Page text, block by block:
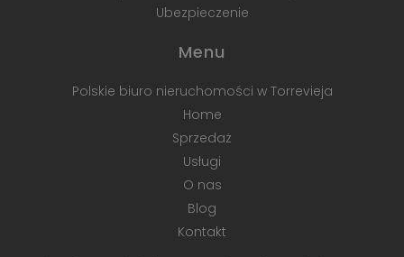
Ubezpieczenie
Menu
Polskie biuro nieruchomości w Torrevieja
Home
Sprzedaż
Usługi
O nas
Blog
Kontakt